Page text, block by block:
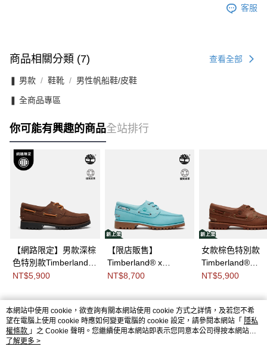
客服
商品相關分類 (7) 查看全部
❚ 男款 鞋靴 男性帆船鞋/皮鞋
❚ 全商品專區
你可能有興趣的商品全站排行
【網路限定】男款深棕
色特別款Timberland®
Authentic三孔帆船
NT$5,900
【限店販售】
Timberland® x
Jacquemus 中性湖水
鞋|A6G7F04V
NT$8,700
女款棕色特別款
Timberland®
Authentic三孔帆
NT$5,900
熱門標籤
本網站中使用 cookie，欲查詢有關本網站使用 cookie 方式之詳情，及若您不希
望在電腦上使用 cookie 時應如何變更電腦的 cookie 設定，請參閱本網站「 隱私
權條款 」之 Cookie 聲明。您繼續使用本網站即表示您同意本公司得按本網站使
用條款之 Cookie 聲明使用 cookie。
了解更多 >